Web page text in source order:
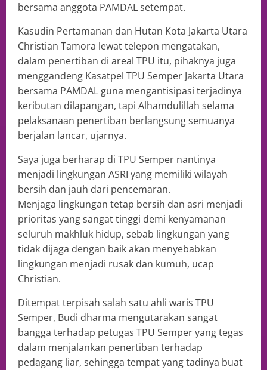
bersama anggota PAMDAL setempat.
Kasudin Pertamanan dan Hutan Kota Jakarta Utara
Christian Tamora lewat telepon mengatakan,
dalam penertiban di areal TPU itu, pihaknya juga
menggandeng Kasatpel TPU Semper Jakarta Utara
bersama PAMDAL guna mengantisipasi terjadinya
keributan dilapangan, tapi Alhamdulillah selama
pelaksanaan penertiban berlangsung semuanya
berjalan lancar, ujarnya.
Saya juga berharap di TPU Semper nantinya
menjadi lingkungan ASRI yang memiliki wilayah
bersih dan jauh dari pencemaran.
Menjaga lingkungan tetap bersih dan asri menjadi
prioritas yang sangat tinggi demi kenyamanan
seluruh makhluk hidup, sebab lingkungan yang
tidak dijaga dengan baik akan menyebabkan
lingkungan menjadi rusak dan kumuh, ucap
Christian.
Ditempat terpisah salah satu ahli waris TPU
Semper, Budi dharma mengutarakan sangat
bangga terhadap petugas TPU Semper yang tegas
dalam menjalankan penertiban terhadap
pedagang liar, sehingga tempat yang tadinya buat